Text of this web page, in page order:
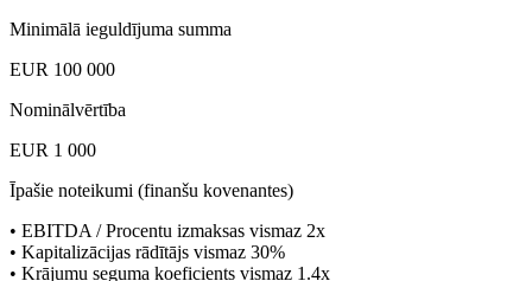
Minimālā ieguldījuma summa
EUR 100 000
Nominālvērtība
EUR 1 000
Īpašie noteikumi (finanšu kovenantes)
• EBITDA / Procentu izmaksas vismaz 2x
• Kapitalizācijas rādītājs vismaz 30%
• Krājumu seguma koeficients vismaz 1.4x